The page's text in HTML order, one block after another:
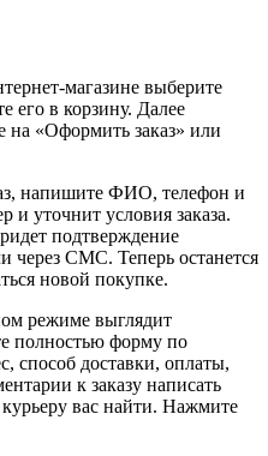
магазине выберите
его в корзину. Далее
на «Оформить заказ» или
напишите ФИО, телефон и
и уточнит условия заказа.
подтверждение
через СМС. Теперь останется
новой покупке.
режиме выглядит
полностью форму по
способ доставки, оплаты,
к заказу написать
вас найти. Нажмите